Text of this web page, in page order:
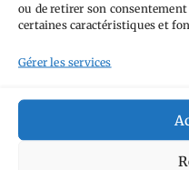
ou de retirer son
certaines caractéristiques et
Gérer les services
AilleursAimez-vous
Anti tourisme
La